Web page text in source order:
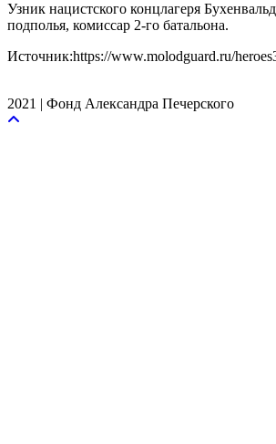
Узник нацистского концлагеря
подполья, комиссар 2-го батальона.
Источник:https://www.molodguard.ru/
2021 | Фонд Александра Печерского